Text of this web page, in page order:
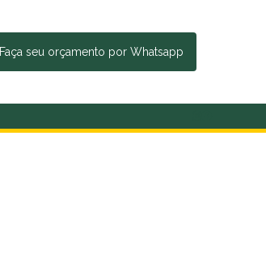
Faça seu orçamento por Whatsapp